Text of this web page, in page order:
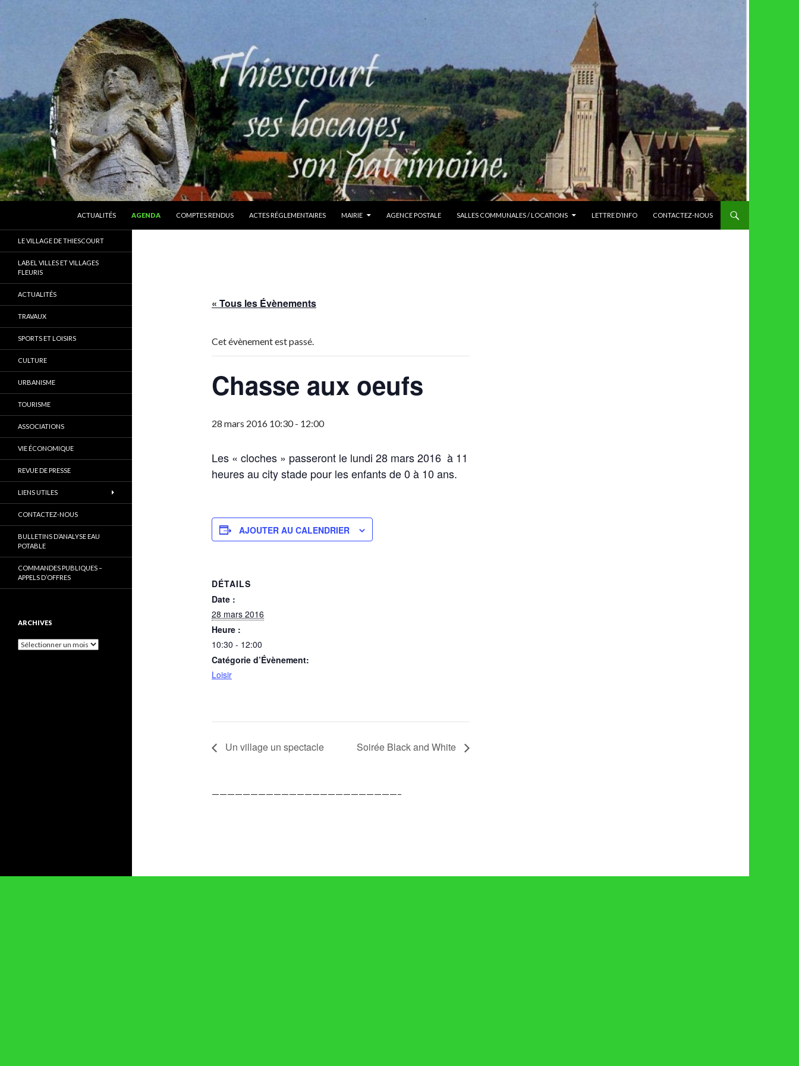
ACTUALITÉS
AGENDA COMPTES RENDUS ACTES RÉGLEMENTAIRES MAIRIE AGENCE POSTALE SALLES COMMUNALES / LOCATIONS LETTRE D’INFO CONTACTEZ-NOUS
« Tous les Évènements
Cet évènement est passé.
Chasse aux oeufs
28 mars 2016 10:30- 12:00
Les « cloches » passeront le lundi 28 mars 2016 à 11
heures au city stade pour les enfants de 0 à 10 ans.
AJOUTER AU CALENDRIER
DÉTAILS
Date :
28 mars 2016
Heure :
10:30 - 12:00
Catégorie d’Évènement:
Loisir
Un village un spectacle Soirée Black and White
————————————————————————–
Thiescourt (Oise)
LE VILLAGE DE THIESCOURT
LABEL VILLES ET VILLAGES
FLEURIS
ACTUALITÉS
TRAVAUX
SPORTS ET LOISIRS
CULTURE
URBANISME
TOURISME
ASSOCIATIONS
VIE ÉCONOMIQUE
REVUE DE PRESSE
LIENS UTILES
CONTACTEZ-NOUS
BULLETINS D’ANALYSE EAU
POTABLE
COMMANDES PUBLIQUES –
APPELS D’OFFRES
ARCHIVES
Archives